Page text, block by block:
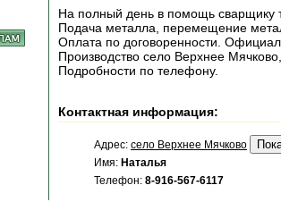
На полный день в помощь сварщику
Подача металла, перемещение
Оплата по договоренности.
Производство село Верхнее
Подробности по телефону.
Контактная информация:
Адрес: село Верхнее Мячково
Имя: Наталья
Телефон: 8-916-567-6117